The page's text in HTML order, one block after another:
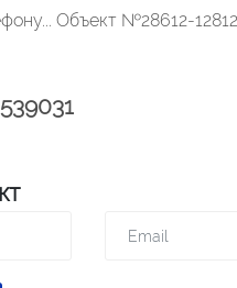
Объект №28612-